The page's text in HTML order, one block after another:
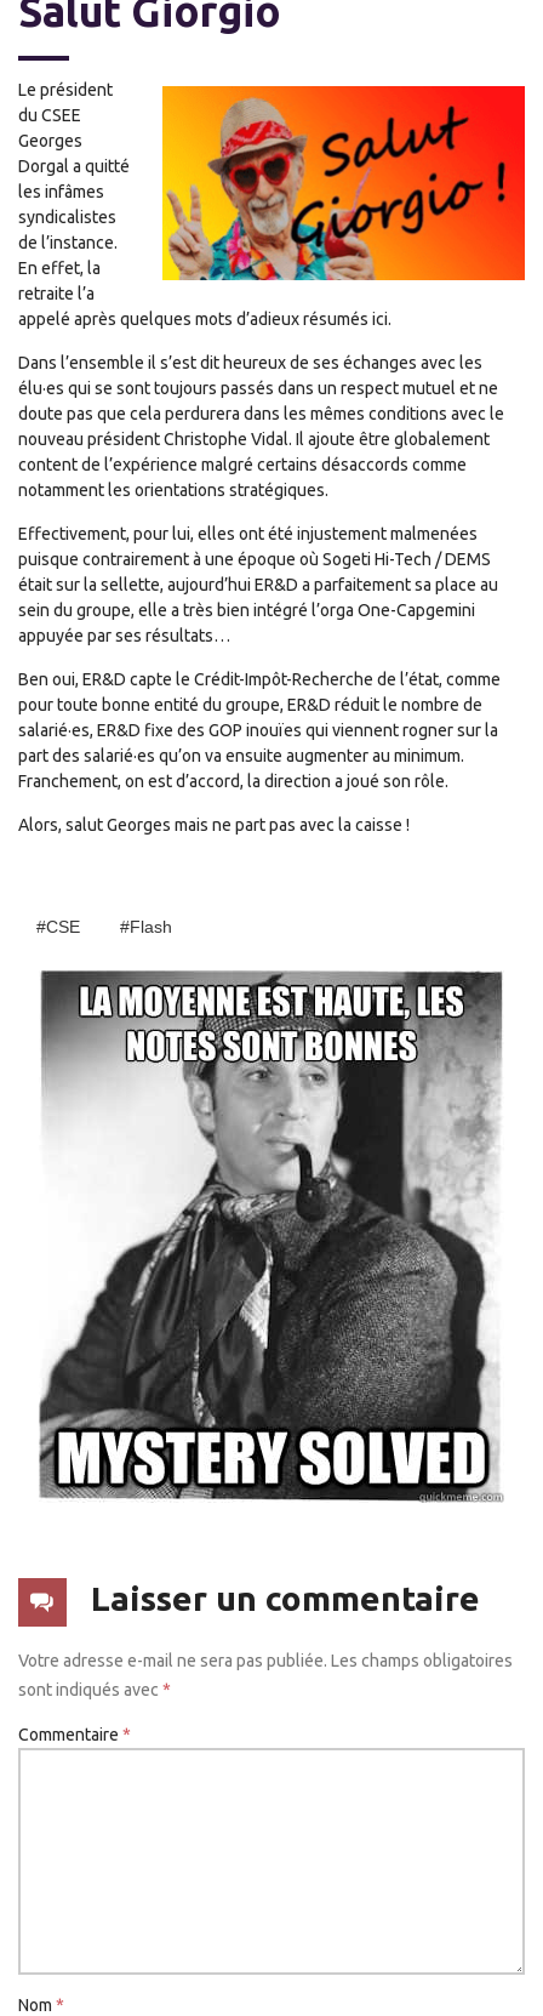
Salut Giorgio
Le président
du CSEE
Georges
Dorgal a quitté
les infâmes
syndicalistes
de l’instance.
En effet, la
retraite l’a
appelé après quelques mots d’adieux résumés ici.
Dans l’ensemble il s’est dit heureux de ses échanges avec les
élu·es qui se sont toujours passés dans un respect mutuel et ne
doute pas que cela perdurera dans les mêmes conditions avec le
nouveau président Christophe Vidal. Il ajoute être globalement
content de l’expérience malgré certains désaccords comme
notamment les orientations stratégiques.
Effectivement, pour lui, elles ont été injustement malmenées
puisque contrairement à une époque où Sogeti Hi-Tech / DEMS
était sur la sellette, aujourd’hui ER&D a parfaitement sa place au
sein du groupe, elle a très bien intégré l’orga One-Capgemini
appuyée par ses résultats…
Ben oui, ER&D capte le Crédit-Impôt-Recherche de l’état, comme
pour toute bonne entité du groupe, ER&D réduit le nombre de
salarié·es, ER&D fixe des GOP inouïes qui viennent rogner sur la
part des salarié·es qu’on va ensuite augmenter au minimum.
Franchement, on est d’accord, la direction a joué son rôle.
Alors, salut Georges mais ne part pas avec la caisse !
#CSE #Flash
Laisser un commentaire
Votre adresse e-mail ne sera pas publiée. Les champs obligatoires
sont indiqués avec *
Commentaire *
Nom *